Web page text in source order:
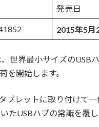
発売日
2015年5月
世界最小サイズのUSB
を開始します。
ブレットに取り付けて
たUSBハブの常識を覆